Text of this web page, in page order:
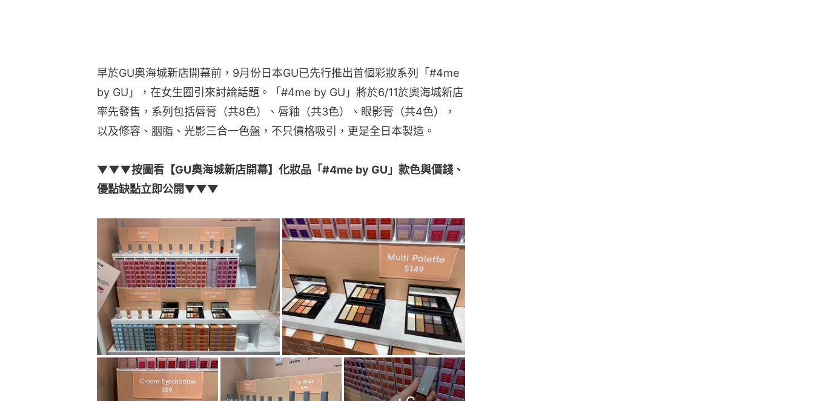
早於GU奧海城新店開幕前，9月份日本GU已先行推出首個彩妝系列「#4me
by GU」，在女生圈引來討論話題。「#4me by GU」將於6/11於奧海城新店
率先發售，系列包括唇膏（共8色）、唇釉（共3色）、眼影膏（共4色），
以及修容、胭脂、光影三合一色盤，不只價格吸引，更是全日本製造。
▼▼▼按圖看【GU奧海城新店開幕】化妝品「#4me by GU」款色與價錢、
優點缺點立即公開▼▼▼